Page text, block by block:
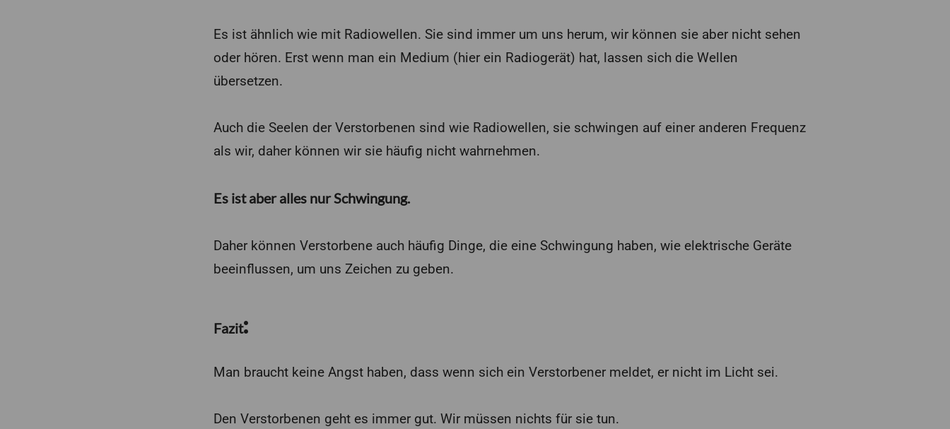
Es ist ähnlich wie mit Radiowellen. Sie sind immer um uns herum, wir können sie aber nicht sehen
oder hören. Erst wenn man ein Medium (hier ein Radiogerät) hat, lassen sich die Wellen
übersetzen.
Auch die Seelen der Verstorbenen sind wie Radiowellen, sie schwingen auf einer anderen Frequenz
als wir, daher können wir sie häufig nicht wahrnehmen.
Es ist aber alles nur Schwingung.
Daher können Verstorbene auch häufig Dinge, die eine Schwingung haben, wie elektrische Geräte
beeinflussen, um uns Zeichen zu geben.
Fazit:
Man braucht keine Angst haben, dass wenn sich ein Verstorbener meldet, er nicht im Licht sei.
Den Verstorbenen geht es immer gut. Wir müssen nichts für sie tun.